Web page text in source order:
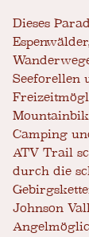
Dieses
Seeforellen
Camping
ATV Trail
durch die
Johnson